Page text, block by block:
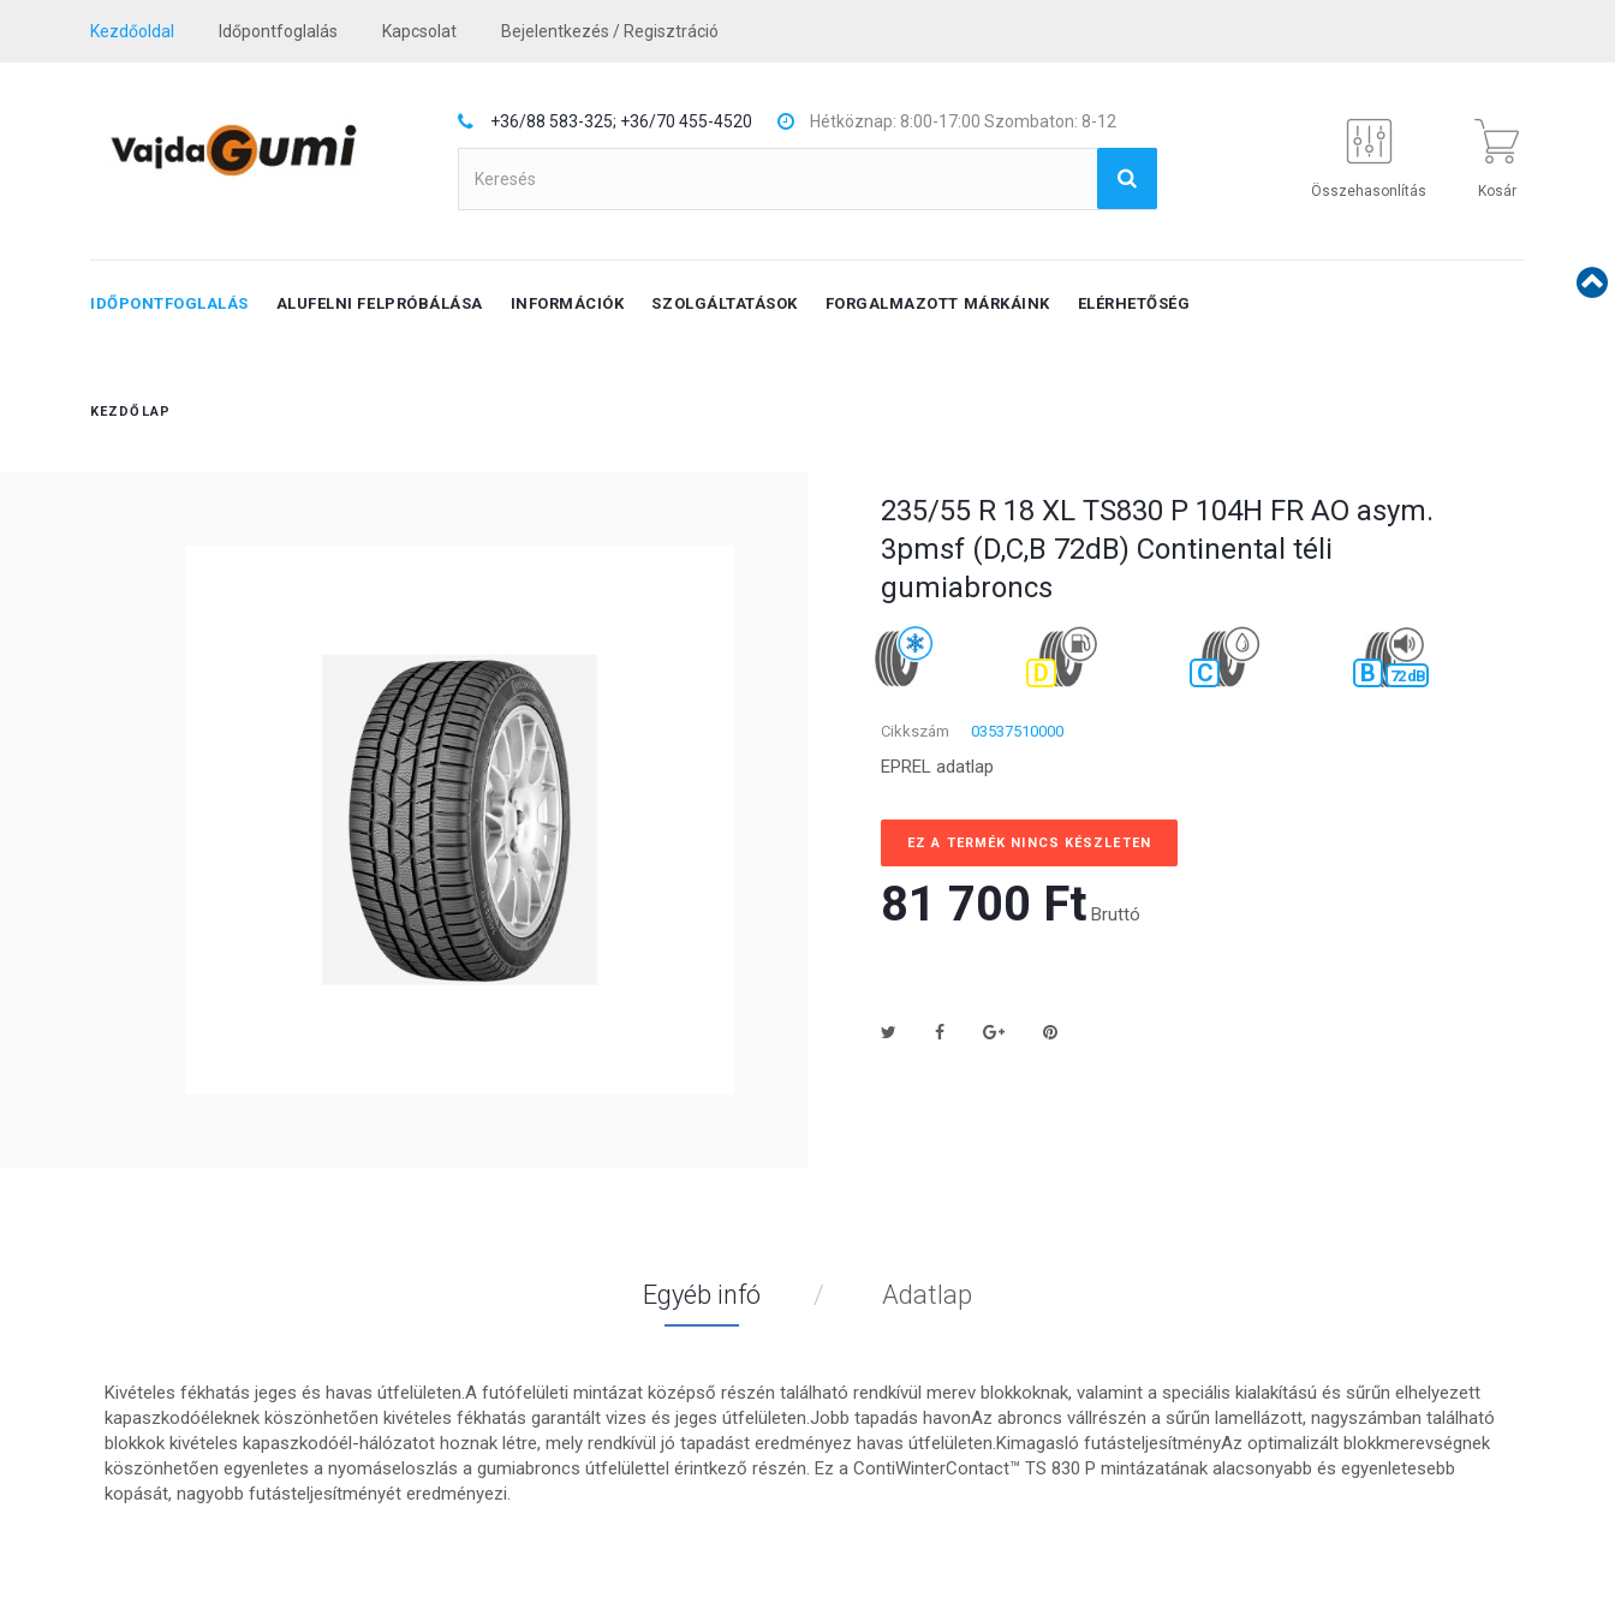
Kezdőoldal Időpontfoglalás Kapcsolat Bejelentkezés / Regisztráció
+36/88 583-325; +36/70 455-4520 Hétköznap: 8:00-17:00 Szombaton: 8-12
Összehasonlítás Kosár
IDŐPONTFOGLALÁS ALUFELNI FELPRÓBÁLÁSA INFORMÁCIÓK SZOLGÁLTATÁSOK FORGALMAZOTT MÁRKÁINK ELÉRHETŐSÉG
KEZDŐLAP
235/55 R 18 XL TS830 P 104H FR AO asym.
3pmsf (D,C,B 72dB) Continental téli
gumiabroncs
D C B 72 dB
Cikkszám 03537510000
EPREL adatlap
EZ A TERMÉK NINCS KÉSZLETEN
81 700 Ft‎ Bruttó
Egyéb infó Adatlap
Kivételes fékhatás jeges és havas útfelületen.A futófelületi mintázat középső részén található rendkívül merev blokkoknak, valamint a speciális kialakítású és sűrűn elhelyezett
kapaszkodóéleknek köszönhetően kivételes fékhatás garantált vizes és jeges útfelületen.Jobb tapadás havonAz abroncs vállrészén a sűrűn lamellázott, nagyszámban található
blokkok kivételes kapaszkodóél-hálózatot hoznak létre, mely rendkívül jó tapadást eredményez havas útfelületen.Kimagasló futásteljesítményAz optimalizált blokkmerevségnek
köszönhetően egyenletes a nyomáseloszlás a gumiabroncs útfelülettel érintkező részén. Ez a ContiWinterContact™ TS 830 P mintázatának alacsonyabb és egyenletesebb
kopását, nagyobb futásteljesítményét eredményezi.